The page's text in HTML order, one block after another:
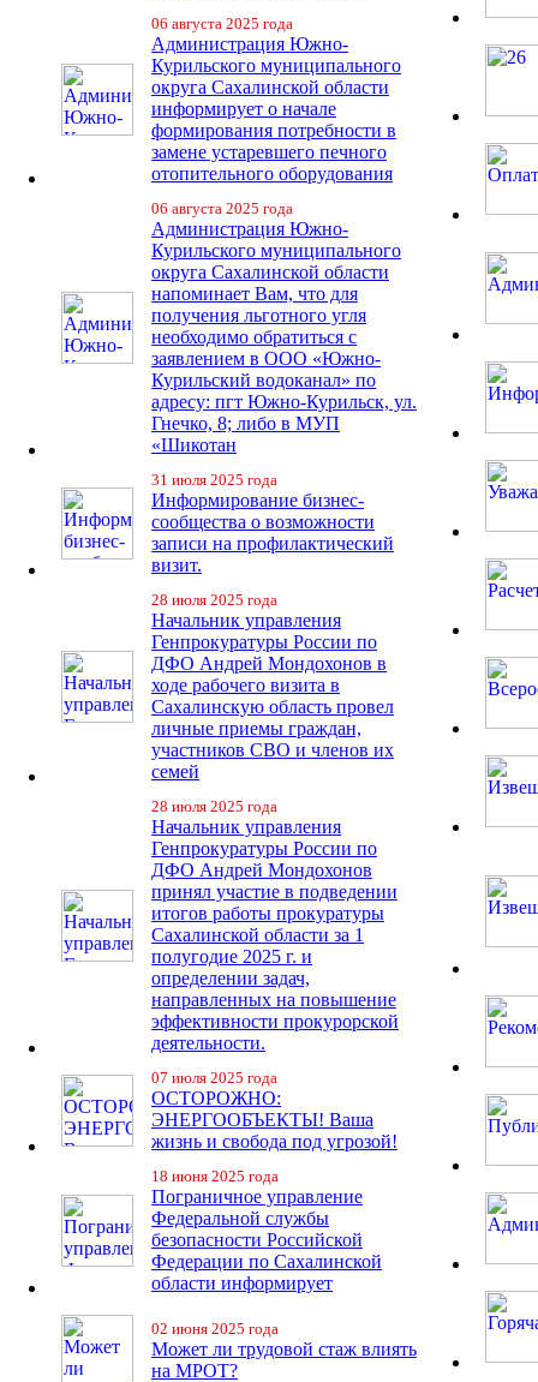
06 августа 2025 года
Администрация Южно-
Курильского муниципального
округа Сахалинской области
информирует о начале
формирования потребности в
замене устаревшего печного
отопительного оборудования
06 августа 2025 года
Администрация Южно-
Курильского муниципального
округа Сахалинской области
напоминает Вам, что для
получения льготного угля
необходимо обратиться с
заявлением в ООО «Южно-
Курильский водоканал» по
адресу: пгт Южно-Курильск, ул.
Гнечко, 8; либо в МУП
«Шикотан
31 июля 2025 года
Информирование бизнес-
сообщества о возможности
записи на профилактический
визит.
28 июля 2025 года
Начальник управления
Генпрокуратуры России по
ДФО Андрей Мондохонов в
ходе рабочего визита в
Сахалинскую область провел
личные приемы граждан,
участников СВО и членов их
семей
28 июля 2025 года
Начальник управления
Генпрокуратуры России по
ДФО Андрей Мондохонов
принял участие в подведении
итогов работы прокуратуры
Сахалинской области за 1
полугодие 2025 г. и
определении задач,
направленных на повышение
эффективности прокурорской
деятельности.
07 июля 2025 года
ОСТОРОЖНО:
ЭНЕРГООБЪЕКТЫ! Ваша
жизнь и свобода под угрозой!
18 июня 2025 года
Пограничное управление
Федеральной службы
безопасности Российской
Федерации по Сахалинской
области информирует
02 июня 2025 года
Может ли трудовой стаж влиять
на МРОТ?